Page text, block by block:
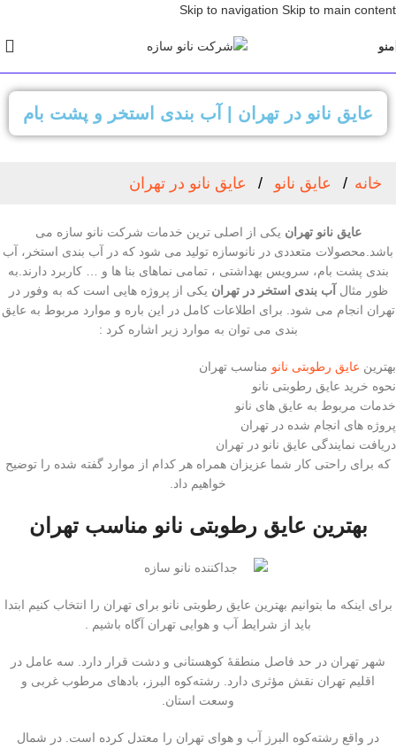
Skip to navigation Skip to main content
منو
عایق نانو در تهران | آب بندی استخر و پشت بام
خانه عایق نانو عایق نانو در تهران
عایق نانو تهران یکی از اصلی ترین خدمات شرکت نانو سازه می
باشد.محصولات متعددی در نانوسازه تولید می شود که در آب بندی استخر، آب
بندی پشت بام، سرویس بهداشتی ، تمامی نماهای بنا ها و … کاربرد دارند.به
ظور مثال آب بندی استخر در تهران یکی از پروژه هایی است که به وفور در
تهران انجام می شود. برای اطلاعات کامل در این باره و موارد مربوط به عایق
بندی می توان به موارد زیر اشاره کرد :
بهترین عایق رطوبتی نانو مناسب تهران
نحوه خرید عایق رطوبتی نانو
خدمات مربوط به عایق های نانو
پروژه های انجام شده در تهران
دریافت نمایندگی عایق نانو در تهران
که برای راحتی کار شما عزیزان همراه هر کدام از موارد گفته شده را توضیح
خواهیم داد.
بهترین عایق رطوبتی نانو مناسب تهران
برای اینکه ما بتوانیم بهترین عایق رطوبتی نانو برای تهران را انتخاب کنیم ابتدا
باید از شرایط آب و هوایی تهران آگاه باشیم .
شهر تهران در حد فاصل منطقهٔ کوهستانی و دشت قرار دارد. سه عامل در
اقلیم تهران نقش مؤثری دارد. رشته‌کوه البرز، بادهای مرطوب غربی و
وسعت استان.
در واقع رشته‌کوه البرز آب و هوای تهران را معتدل کرده‌ است. در شمال